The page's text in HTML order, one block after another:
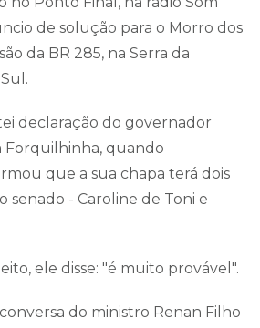
de solução para o Morro dos
da BR 285, na Serra da
declaração do governador
Forquilhinha, quando
que a sua chapa terá dois
senado - Caroline de Toni e
ele disse: "é muito provável".
do ministro Renan Filho